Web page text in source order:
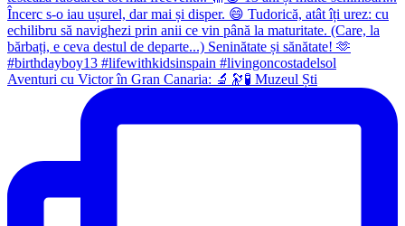
Aventuri cu Victor în Gran Canaria: 🔬🔭🧪 Muzeul Ști